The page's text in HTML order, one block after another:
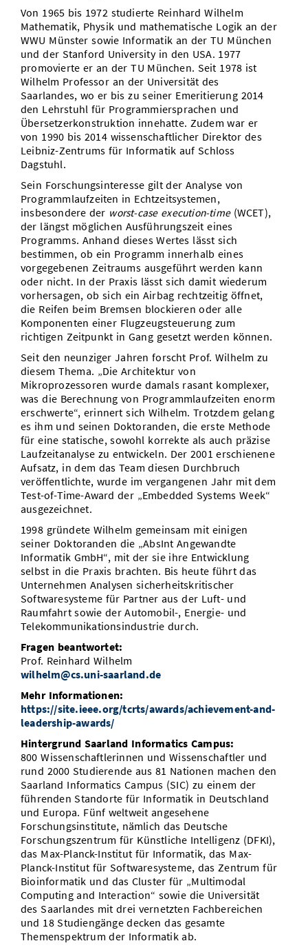
Von 1965 bis 1972 studierte Reinhard Wilhelm
Mathematik, Physik und mathematische Logik an der
WWU Münster sowie Informatik an der TU München
und der Stanford University in den USA. 1977
promovierte er an der TU München. Seit 1978 ist
Wilhelm Professor an der Universität des
Saarlandes, wo er bis zu seiner Emeritierung 2014
den Lehrstuhl für Programmiersprachen und
Übersetzerkonstruktion innehatte. Zudem war er
von 1990 bis 2014 wissenschaftlicher Direktor des
Leibniz-Zentrums für Informatik auf Schloss
Dagstuhl.
Sein Forschungsinteresse gilt der Analyse von
Programmlaufzeiten in Echtzeitsystemen,
insbesondere der worst-case execution-time (WCET),
der längst möglichen Ausführungszeit eines
Programms. Anhand dieses Wertes lässt sich
bestimmen, ob ein Programm innerhalb eines
vorgegebenen Zeitraums ausgeführt werden kann
oder nicht. In der Praxis lässt sich damit wiederum
vorhersagen, ob sich ein Airbag rechtzeitig öffnet,
die Reifen beim Bremsen blockieren oder alle
Komponenten einer Flugzeugsteuerung zum
richtigen Zeitpunkt in Gang gesetzt werden können.
Seit den neunziger Jahren forscht Prof. Wilhelm zu
diesem Thema. „Die Architektur von
Mikroprozessoren wurde damals rasant komplexer,
was die Berechnung von Programmlaufzeiten enorm
erschwerte“, erinnert sich Wilhelm. Trotzdem gelang
es ihm und seinen Doktoranden, die erste Methode
für eine statische, sowohl korrekte als auch präzise
Laufzeitanalyse zu entwickeln. Der 2001 erschienene
Aufsatz, in dem das Team diesen Durchbruch
veröffentlichte, wurde im vergangenen Jahr mit dem
Test-of-Time-Award der „Embedded Systems Week“
ausgezeichnet.
1998 gründete Wilhelm gemeinsam mit einigen
seiner Doktoranden die „AbsInt Angewandte
Informatik GmbH“, mit der sie ihre Entwicklung
selbst in die Praxis brachten. Bis heute führt das
Unternehmen Analysen sicherheitskritischer
Softwaresysteme für Partner aus der Luft- und
Raumfahrt sowie der Automobil-, Energie- und
Telekommunikationsindustrie durch.
Fragen beantwortet:
Prof. Reinhard Wilhelm
wilhelm@cs.uni-saarland.de
Mehr Informationen:
https://site.ieee.org/tcrts/awards/achievement-and-
leadership-awards/
Hintergrund Saarland Informatics Campus:
800 Wissenschaftlerinnen und Wissenschaftler und
rund 2000 Studierende aus 81 Nationen machen den
Saarland Informatics Campus (SIC) zu einem der
führenden Standorte für Informatik in Deutschland
und Europa. Fünf weltweit angesehene
Forschungsinstitute, nämlich das Deutsche
Forschungszentrum für Künstliche Intelligenz (DFKI),
das Max-Planck-Institut für Informatik, das Max-
Planck-Institut für Softwaresysteme, das Zentrum für
Bioinformatik und das Cluster für „Multimodal
Computing and Interaction“ sowie die Universität
des Saarlandes mit drei vernetzten Fachbereichen
und 18 Studiengänge decken das gesamte
Themenspektrum der Informatik ab.